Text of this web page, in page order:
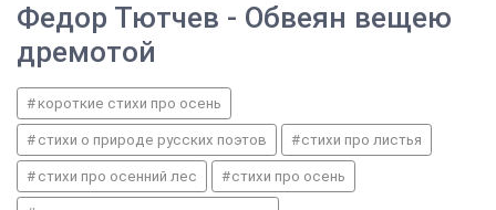
Федор Тютчев - Обвеян вещею
дремотой
короткие стихи про осень
стихи о природе русских поэтов стихи про листья
стихи про осенний лес стихи про осень